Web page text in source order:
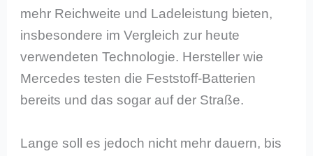
mehr Reichweite und Ladeleistung bieten,
insbesondere im Vergleich zur heute
verwendeten Technologie. Hersteller wie
Mercedes testen die Feststoff-Batterien
bereits und das sogar auf der Straße.
Lange soll es jedoch nicht mehr dauern, bis